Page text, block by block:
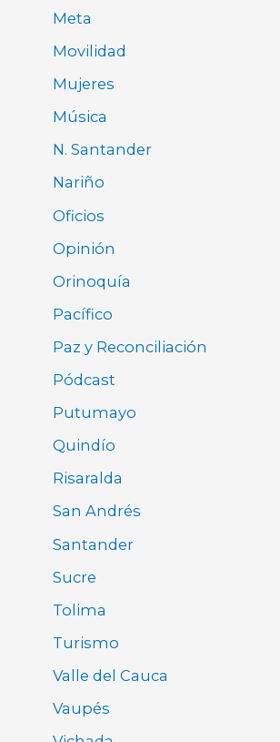
Meta
Movilidad
Mujeres
Música
N. Santander
Nariño
Oficios
Opinión
Orinoquía
Pacífico
Paz y Reconciliación
Pódcast
Putumayo
Quindío
Risaralda
San Andrés
Santander
Sucre
Tolima
Turismo
Valle del Cauca
Vaupés